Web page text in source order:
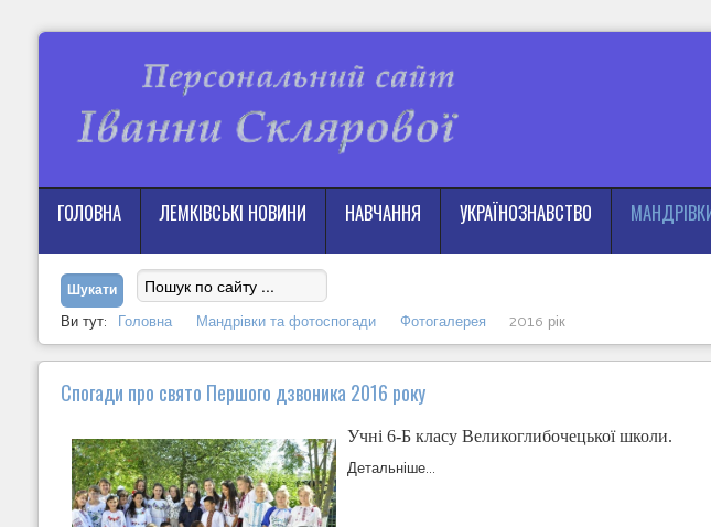
ГОЛОВНА ЛЕМКІВСЬКІ НОВИНИ НАВЧАННЯ УКРАЇНОЗНАВСТВО
Ви тут: Головна Мандрівки та фотоспогади Фотогалерея 2016 рік
Спогади про свято Першого дзвоника 2016 року
Учні 6-Б класу Великоглибочецької школи.
Детальніше...